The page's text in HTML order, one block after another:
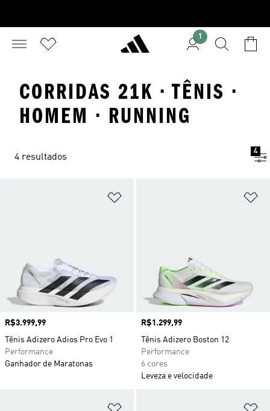
1
CORRIDAS 21K · TÊNIS ·
HOMEM · RUNNING
4 resultados
4
Preço
R$3.999,99
Tênis Adizero Adios Pro Evo 1
Performance
Ganhador de Maratonas
Preço
R$1.299,99
Tênis Adizero Boston 12
Performance
6 cores
Leveza e velocidade